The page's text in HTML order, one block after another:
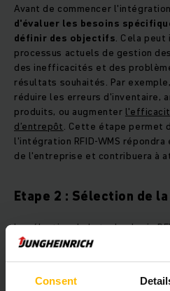
Consent
Avant de commencer
d'évaluer les besoins
définir des objectifs. Cela peut
processus actuels de gestion
des inefficacités et des
résultats souhaités. Par
réduire les erreurs d'inventaire,
produits, ou augmenter
d’entrepôt. Cette étape permet
l'intégration RFID-WMS
de l'entreprise et contribuera à
Etape 2 : Sélection de
La sélection de la technologie
essentielle pour le succès de